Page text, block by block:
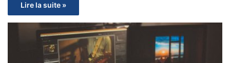
Lire la suite »